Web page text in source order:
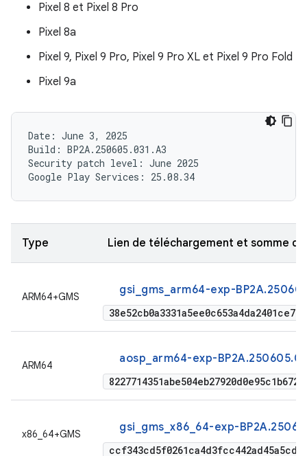
Pixel 8 et Pixel 8 Pro
Pixel 8a
Pixel 9, Pixel 9 Pro, Pixel 9 Pro XL et Pixel 9 Pro Fold
Pixel 9a
Date: June 3, 2025
Build: BP2A.250605.031.A3
Security patch level: June 2025
Type Lien de téléchargement et somme
ARM64+GMS gsi_gms_arm64-exp-
ARM64 aosp_arm64-exp-
x86_64+GMS gsi_gms_x86_64-exp-